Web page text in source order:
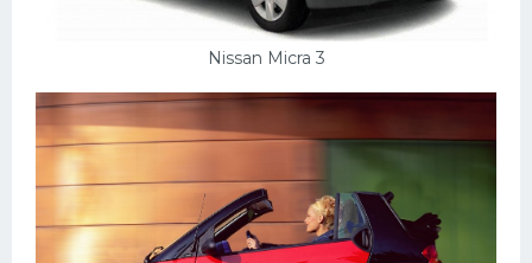
Nissan Micra 3